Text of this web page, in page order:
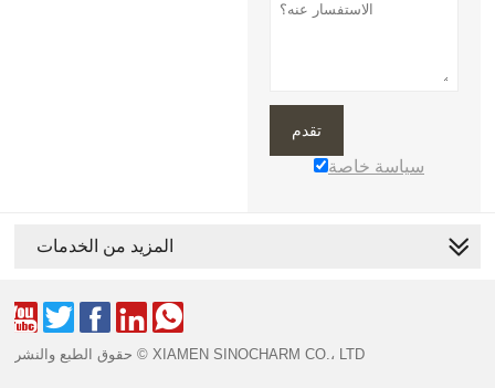
تقدم
سياسة خاصة
المزيد من الخدمات
    
حقوق الطبع والنشر © XIAMEN SINOCHARM CO.، LTD